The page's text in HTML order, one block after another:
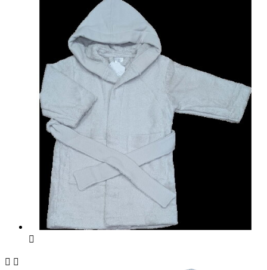

 